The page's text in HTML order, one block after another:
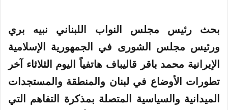
بحث رئيس مجلس النواب اللبناني نبيه بري
ورئيس مجلس الشورى في الجمهورية الإسلامية
الإيرانية محمد باقر قاليباف هاتفياً اليوم الثلاثاء آخر
تطورات الأوضاع في لبنان والمنطقة والمستجدات
الميدانية والسياسية المتصلة بمذكرة التفاهم التي